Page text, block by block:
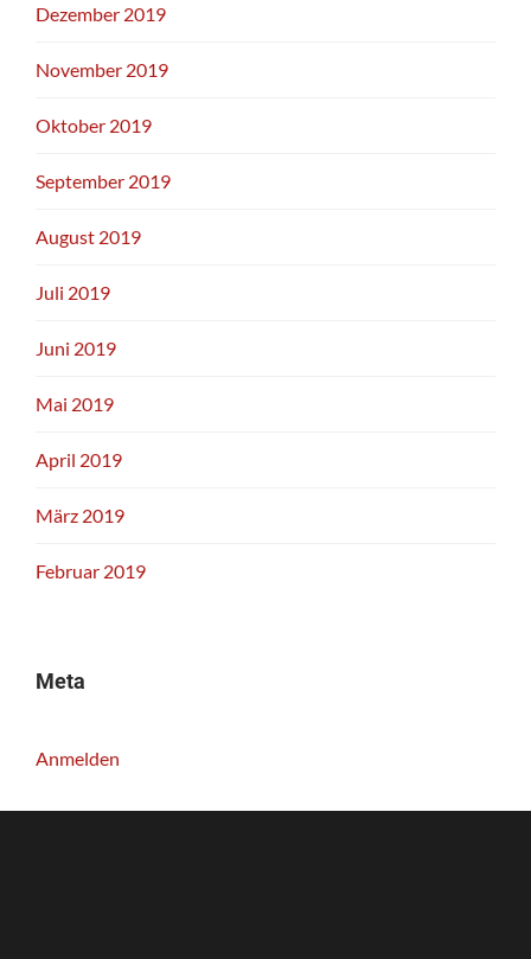
Dezember 2019
November 2019
Oktober 2019
September 2019
August 2019
Juli 2019
Juni 2019
Mai 2019
April 2019
März 2019
Februar 2019
Meta
Anmelden